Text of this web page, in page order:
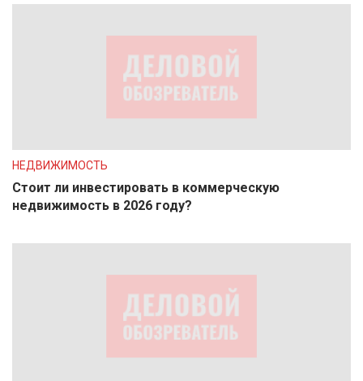
НЕДВИЖИМОСТЬ
Стоит ли инвестировать в коммерческую
недвижимость в 2026 году?